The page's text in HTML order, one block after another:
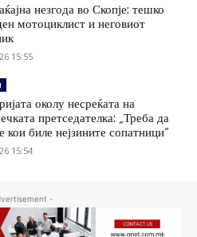
незгода во Скопје: тешко
мотоциклист и неговиот
15:55
околу несреќата на
претседателка: „Треба да
кои биле нејзините сопатници“
15:54
-